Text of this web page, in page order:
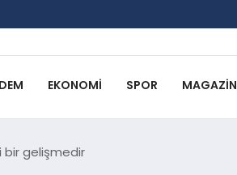
EKONOMI SPOR MAGAZIN
bir gelişmedir